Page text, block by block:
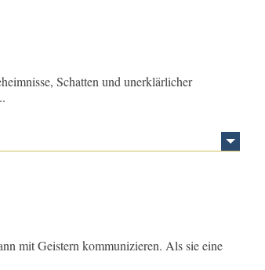
Schatten und unerklärlicher
mit Geistern kommunizieren. Als sie eine